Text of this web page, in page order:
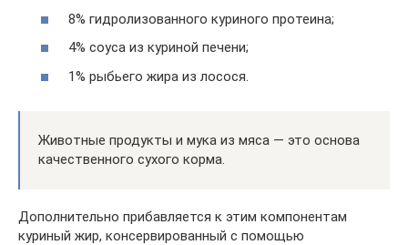
8% гидролизованного куриного протеина;
4% соуса из куриной печени;
1% рыбьего жира из лосося.
Животные продукты и мука из мяса — это основа
качественного сухого корма.
Дополнительно прибавляется к этим компонентам
куриный жир, консервированный с помощью